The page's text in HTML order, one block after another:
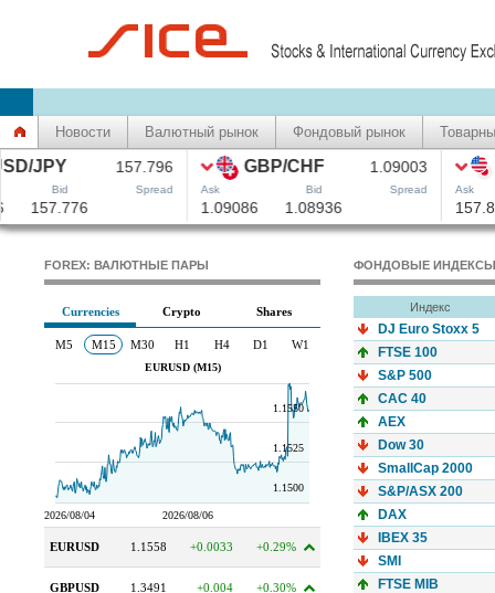
Новости Валютный рынок Фондовый рынок
FOREX: ВАЛЮТНЫЕ ПАРЫ ФОНДОВЫЕ ИНДЕКСЫ
Индекс
DJ Euro Stoxx 5
FTSE 100
S&P 500
CAC 40
AEX
Dow 30
SmallCap 2000
S&P/ASX 200
DAX
IBEX 35
SMI
FTSE MIB